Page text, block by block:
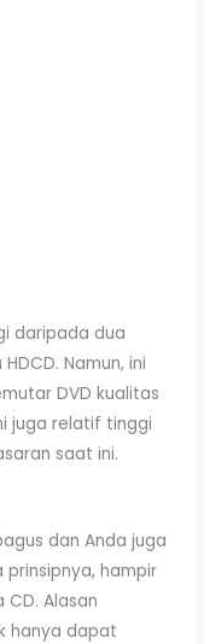
daripada dua
Namun, ini
DVD kualitas
juga relatif tinggi
saat ini.
dan Anda juga
hampir
Alasan
hanya dapat